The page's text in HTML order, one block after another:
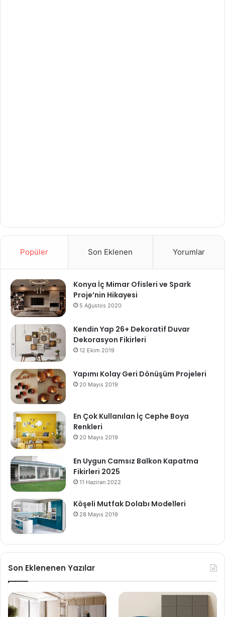
Popüler Son Eklenen Yorumlar
Konya İç Mimar Ofisleri ve Spark
Proje’nin Hikayesi
5 Ağustos 2020
Kendin Yap 26+ Dekoratif Duvar
Dekorasyon Fikirleri
12 Ekim 2019
Yapımı Kolay Geri Dönüşüm Projeleri
20 Mayıs 2019
En Çok Kullanılan İç Cephe Boya
Renkleri
20 Mayıs 2019
En Uygun Camsız Balkon Kapatma
Fikirleri 2025
11 Haziran 2022
Köşeli Mutfak Dolabı Modelleri
28 Mayıs 2019
Son Eklenenen Yazılar